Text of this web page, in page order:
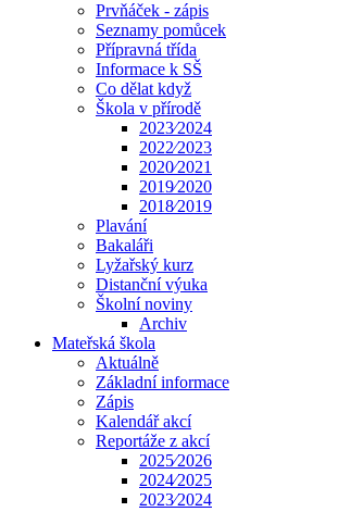
Prvňáček - zápis
Seznamy pomůcek
Přípravná třída
Informace k SŠ
Co dělat když
Škola v přírodě
2023⁄2024
2022⁄2023
2020⁄2021
2019⁄2020
2018⁄2019
Plavání
Bakaláři
Lyžařský kurz
Distanční výuka
Školní noviny
Archiv
Mateřská škola
Aktuálně
Základní informace
Zápis
Kalendář akcí
Reportáže z akcí
2025⁄2026
2024⁄2025
2023⁄2024